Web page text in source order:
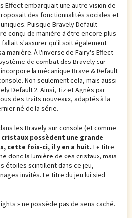
Effect embarquait une autre vision de
des fonctionnalités sociales et
Puisque Bravely Default
conçu de manière à être encore plus
s'assurer qu'il soit également
manière. À l'inverse de Fairy's Effect
de combat des Bravely sur
la mécanique Brave & Default
Non seulement cela, mais aussi
Default 2. Ainsi, Tiz et Agnès par
des traits nouveaux, adaptés à la
né de la série.
les Bravely sur console (et comme
cristaux possèdent une grande
cette fois-ci, il y en a huit. Le titre
donc la lumière de ces cristaux, mais
étoiles scintillent dans ce jeu,
invités. Le titre du jeu lui sied
» ne possède pas de sens caché.